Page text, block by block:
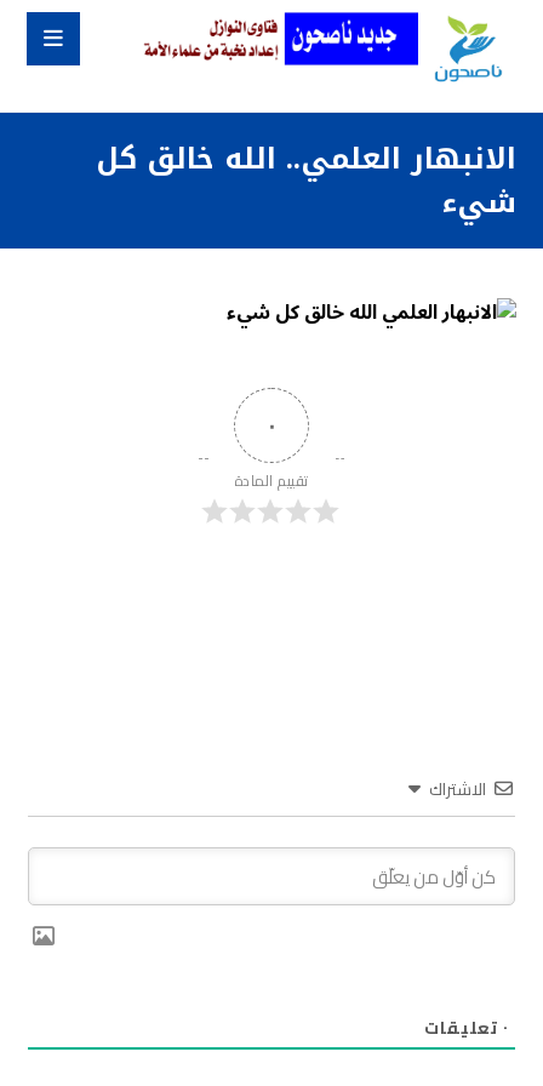
الانبهار العلمي.. الله خالق كل
شيء
٠
تقييم المادة
الاشتراك
٠ تعليقات